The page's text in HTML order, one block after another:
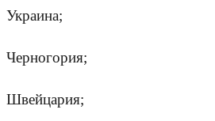
Украина;
Черногория;
Швейцария;